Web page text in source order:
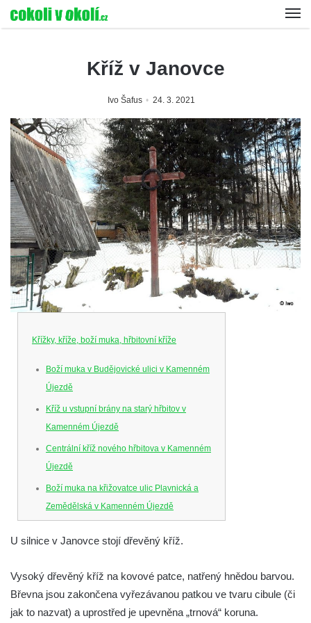
Kříž v Janovce
Ivo Šafus 24. 3. 2021
Křížky, kříže, boží muka, hřbitovní kříže
Boží muka v Budějovické ulici v Kamenném
Újezdě
Kříž u vstupní brány na starý hřbitov v
Kamenném Újezdě
Centrální kříž nového hřbitova v Kamenném
Újezdě
Boží muka na křižovatce ulic Plavnická a
Zemědělská v Kamenném Újezdě
v Kamenném Újezdě
v Kamenném Újezdě
Kříž v Dělnické ulici v Kamenném Újezdě
U silnice v Janovce stojí dřevěný kříž.
Vysoký dřevěný kříž na kovové patce, natřený hnědou barvou.
Břevna jsou zakončena vyřezávanou patkou ve tvaru cibule (či
jak to nazvat) a uprostřed je upevněna „trnová“ koruna.